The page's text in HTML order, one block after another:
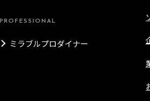
PROFESSIONAL
ミラブルプロダイナー